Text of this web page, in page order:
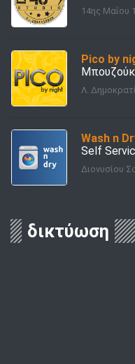
14ης Μαΐου
Pico by
Λ.
Wash n
Self
Διονυσίου
δικτύωση